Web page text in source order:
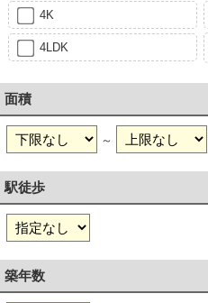
4K
4LDK
面積
～
駅徒歩
築年数